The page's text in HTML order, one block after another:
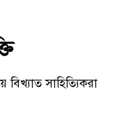
বিখ্যাত সাহিত্যিকরা